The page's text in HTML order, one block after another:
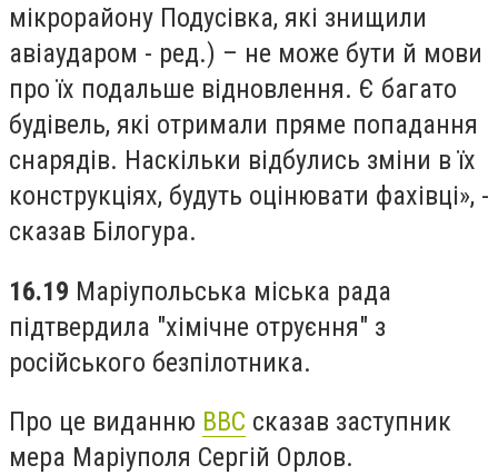
мікрорайону Подусівка, які знищили
авіаударом - ред.) – не може бути й мови
про їх подальше відновлення. Є багато
будівель, які отримали пряме попадання
снарядів. Наскільки відбулись зміни в їх
конструкціях, будуть оцінювати фахівці», -
сказав Білогура.
16.19 Маріупольська міська рада
підтвердила "хімічне отруєння" з
російського безпілотника.
Про це виданню ВВС сказав заступник
мера Маріуполя Сергій Орлов.